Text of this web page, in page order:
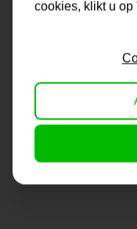
Nog 1 op voorraad
cookies, klikt u op